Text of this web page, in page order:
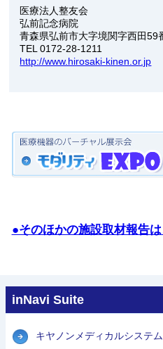
医療法人整友会
弘前記念病院
青森県弘前市大字境関字西田59
TEL 0172-28-1211
http://www.hirosaki-kinen.or.jp
●そのほかの施設取材報告
inNavi Suite
キヤノンメディカルシステ